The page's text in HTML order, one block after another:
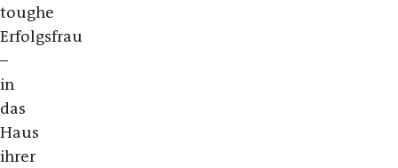
toughe
Erfolgsfrau
–
in
das
Haus
ihrer